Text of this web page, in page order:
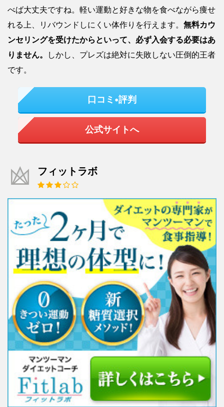
べば大丈夫ですね。軽い運動と好きな物を食べながら痩せ
れる上、リバウンドしにくい体作りを行えます。 無料カウ
ンセリングを受けたからといって、必ず入会する必要はあ
りません。
しかし、プレズは絶対に失敗しない圧倒的王者
です。
口コミ•評判
公式サイトへ
フィットラボ